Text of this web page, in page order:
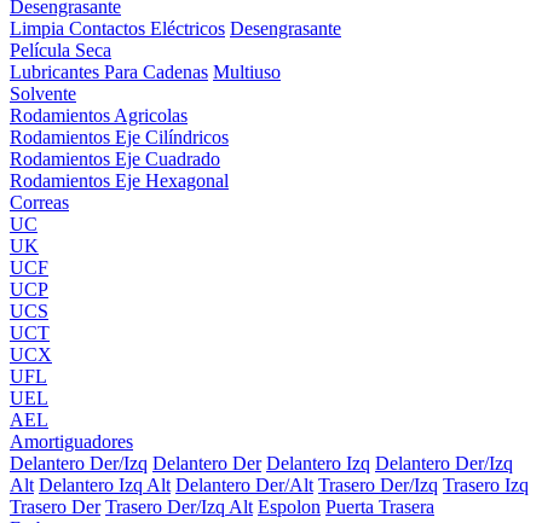
Desengrasante
Limpia Contactos Eléctricos Desengrasante
Película Seca
Lubricantes Para Cadenas Multiuso
Solvente
Rodamientos Agricolas
Rodamientos Eje Cilíndricos
Rodamientos Eje Cuadrado
Rodamientos Eje Hexagonal
Correas
UC
UK
UCF
UCP
UCS
UCT
UCX
UFL
UEL
AEL
Amortiguadores
Delantero Der/Izq Delantero Der Delantero Izq Delantero Der/Izq
Alt Delantero Izq Alt Delantero Der/Alt Trasero Der/Izq Trasero Izq
Trasero Der Trasero Der/Izq Alt Espolon Puerta Trasera